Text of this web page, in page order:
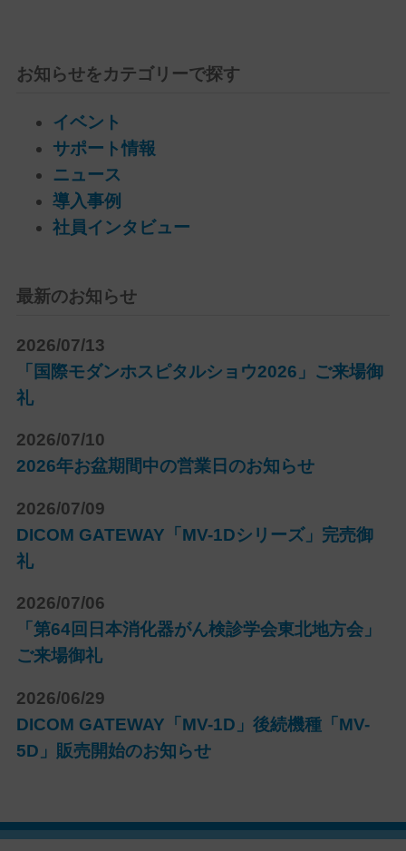
お知らせをカテゴリーで探す
イベント
サポート情報
ニュース
導入事例
社員インタビュー
最新のお知らせ
2026/07/13
「国際モダンホスピタルショウ2026」ご来場御
礼
2026/07/10
2026年お盆期間中の営業日のお知らせ
2026/07/09
DICOM GATEWAY「MV-1Dシリーズ」完売御
礼
2026/07/06
「第64回日本消化器がん検診学会東北地方会」
ご来場御礼
2026/06/29
DICOM GATEWAY「MV-1D」後続機種「MV-
5D」販売開始のお知らせ